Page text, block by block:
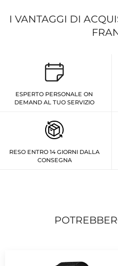
I VANTAGGI DI
ESPERTO PERSONALE ON
DEMAND AL TUO SERVIZIO
RESO ENTRO 14 GIORNI DALLA
CONSEGNA